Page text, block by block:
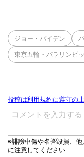
ジョー・バイデン
東京五輪・パラリンピ